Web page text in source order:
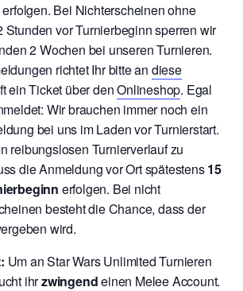
Bei Nichterscheinen ohne
vor Turnierbeginn sperren wir
2 Wochen bei unseren Turnieren.
richtet Ihr bitte an diese
ein Ticket über denOnlineshop. Egal
Wir brauchen immer noch ein
bei uns im Laden vor Turnierstart.
reibungslosen Turnierverlauf zu
die Anmeldung vor Ort spätestens15
erfolgen. Bei nicht
besteht die Chance, dass der
wird.
Um an Star Wars Unlimited Turnieren
ihrzwingendeinen Melee Account.